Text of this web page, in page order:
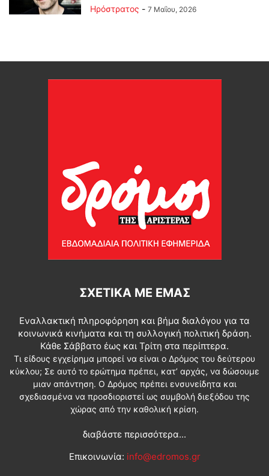
Ηρόστρατος - 7 Μαΐου, 2026
ΣΧΕΤΙΚΆ ΜΕ ΕΜΆΣ
Εναλλακτική πληροφόρηση και βήμα διαλόγου για τα
κοινωνικά κινήματα και τη συλλογική πολιτική δράση.
Κάθε Σάββατο έως και Τρίτη στα περίπτερα.
Τι είδους εγχείρημα μπορεί να είναι ο Δρόμος του δεύτερου
κύκλου; Σε αυτό το ερώτημα πρέπει, κατ’ αρχάς, να δώσουμε
μιαν απάντηση. Ο Δρόμος πρέπει ενσυνείδητα και
σχεδιασμένα να προσδιοριστεί ως συμβολή διεξόδου της
χώρας από την καθολική κρίση.
διαβάστε περισσότερα...
Επικοινωνία: info@edromos.gr